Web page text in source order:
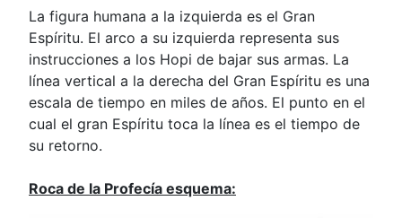
La figura humana a la izquierda es el Gran
Espíritu. El arco a su izquierda representa sus
instrucciones a los Hopi de bajar sus armas. La
línea vertical a la derecha del Gran Espíritu es una
escala de tiempo en miles de años. El punto en el
cual el gran Espíritu toca la línea es el tiempo de
su retorno.
Roca de la Profecía esquema: